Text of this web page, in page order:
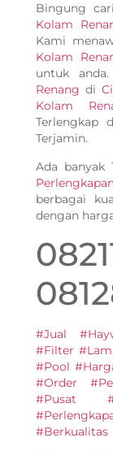
Bingung
Kolam
Kami
Kolam
untuk
Renang di
Kolam
Terlengkap
Terjamin.
Ada banyak
berbagai
dengan
#Jual
#Filter
#Pool
#Order
#Pusat
#Berkualitas